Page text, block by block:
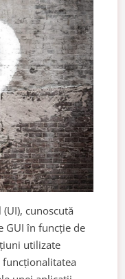
cunoscută
GUI în funcție de
utilizate